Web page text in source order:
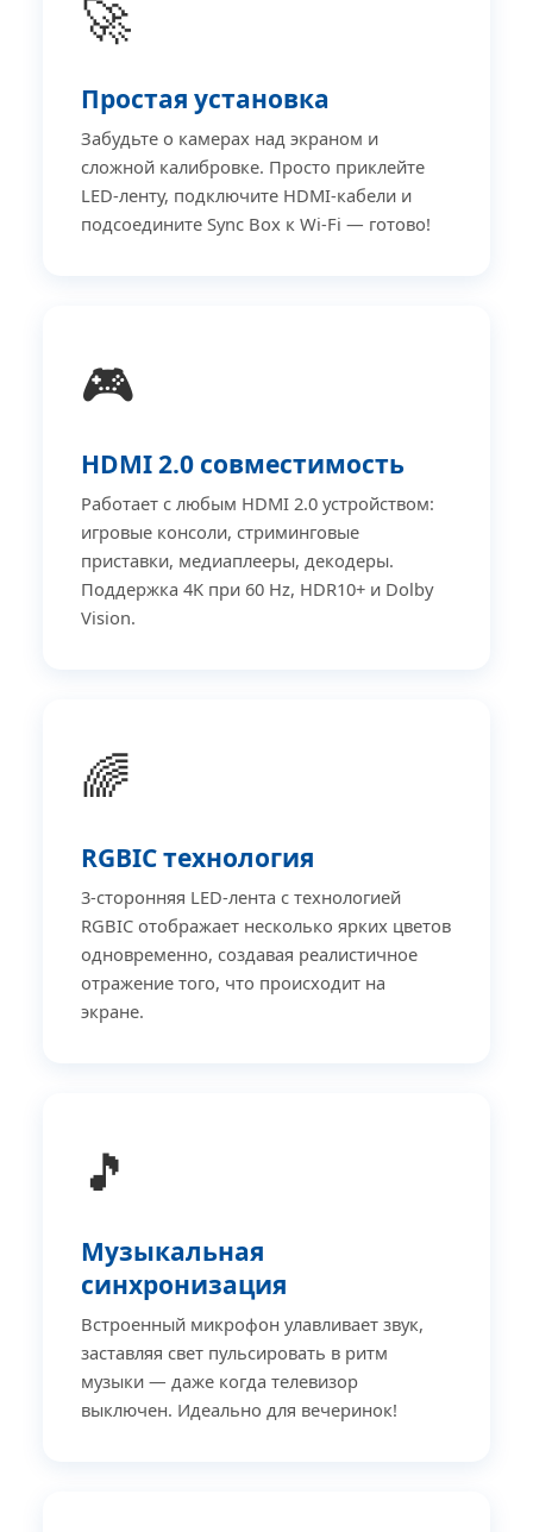
🚀
Простая установка
Забудьте о камерах над экраном и
сложной калибровке. Просто приклейте
LED-ленту, подключите HDMI-кабели и
подсоедините Sync Box к Wi-Fi — готово!
🎮
HDMI 2.0 совместимость
Работает с любым HDMI 2.0 устройством:
игровые консоли, стриминговые
приставки, медиаплееры, декодеры.
Поддержка 4K при 60 Hz, HDR10+ и Dolby
Vision.
🌈
RGBIC технология
3-сторонняя LED-лента с технологией
RGBIC отображает несколько ярких цветов
одновременно, создавая реалистичное
отражение того, что происходит на
экране.
🎵
Музыкальная
синхронизация
Встроенный микрофон улавливает звук,
заставляя свет пульсировать в ритм
музыки — даже когда телевизор
выключен. Идеально для вечеринок!